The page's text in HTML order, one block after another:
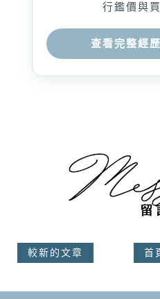
行鑑價與
查看完整經
較新的文章 首